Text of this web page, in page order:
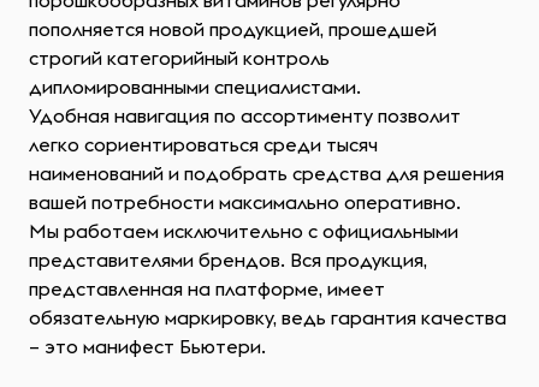
пополняется новой продукцией, прошедшей
строгий категорийный контроль
дипломированными специалистами.
Удобная навигация по ассортименту позволит
легко сориентироваться среди тысяч
наименований и подобрать средства для решения
вашей потребности максимально оперативно.
Мы работаем исключительно с официальными
представителями брендов. Вся продукция,
представленная на платформе, имеет
обязательную маркировку, ведь гарантия качества
– это манифест Бьютери.